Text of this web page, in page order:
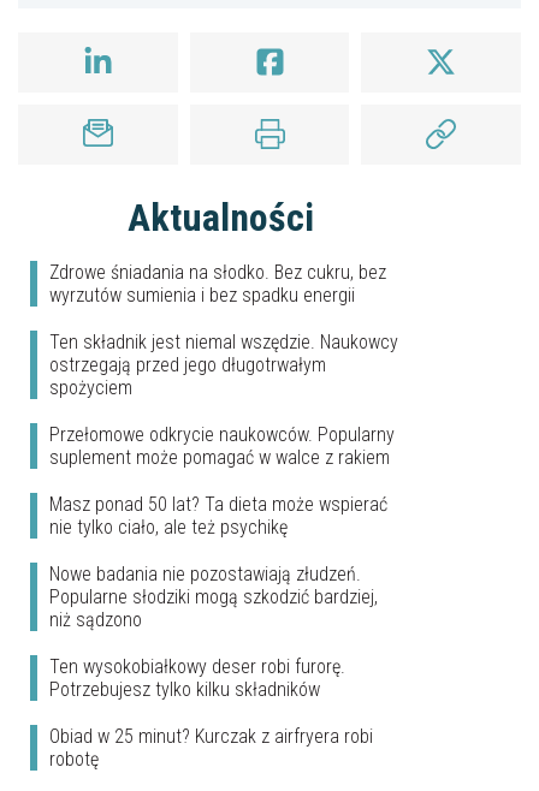
Aktualności
Zdrowe śniadania na słodko. Bez cukru, bez
wyrzutów sumienia i bez spadku energii
Ten składnik jest niemal wszędzie. Naukowcy
ostrzegają przed jego długotrwałym
spożyciem
Przełomowe odkrycie naukowców. Popularny
suplement może pomagać w walce z rakiem
Masz ponad 50 lat? Ta dieta może wspierać
nie tylko ciało, ale też psychikę
Nowe badania nie pozostawiają złudzeń.
Popularne słodziki mogą szkodzić bardziej,
niż sądzono
Ten wysokobiałkowy deser robi furorę.
Potrzebujesz tylko kilku składników
Obiad w 25 minut? Kurczak z airfryera robi
robotę